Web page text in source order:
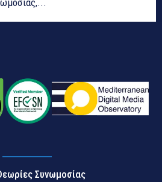
Συνωμοσίας